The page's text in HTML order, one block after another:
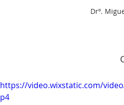
Drº.
https://video.wixstatic.com/
p4